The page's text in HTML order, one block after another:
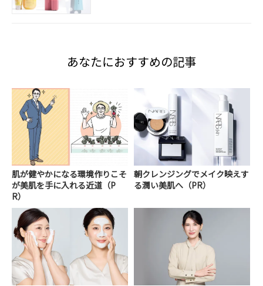
あなたにおすすめの記事
肌が健やかになる環境作りこそ
が美肌を手に入れる近道（P
R）
朝クレンジングでメイク映えす
る潤い美肌へ（PR）